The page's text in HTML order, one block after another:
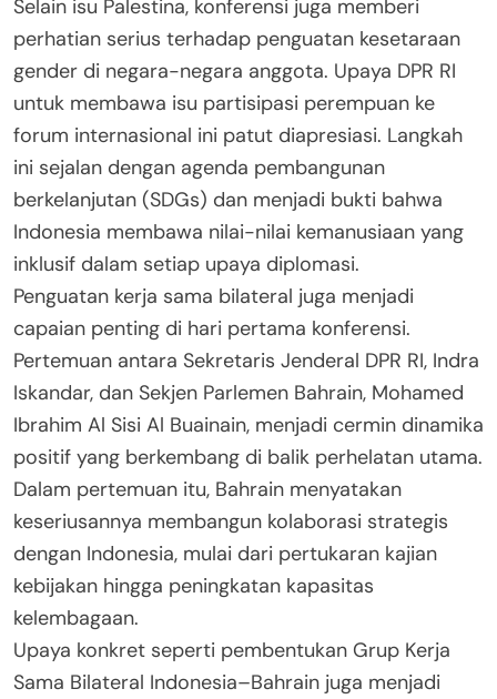
Selain isu Palestina, konferensi juga memberi
perhatian serius terhadap penguatan kesetaraan
gender di negara-negara anggota. Upaya DPR RI
untuk membawa isu partisipasi perempuan ke
forum internasional ini patut diapresiasi. Langkah
ini sejalan dengan agenda pembangunan
berkelanjutan (SDGs) dan menjadi bukti bahwa
Indonesia membawa nilai-nilai kemanusiaan yang
inklusif dalam setiap upaya diplomasi.
Penguatan kerja sama bilateral juga menjadi
capaian penting di hari pertama konferensi.
Pertemuan antara Sekretaris Jenderal DPR RI, Indra
Iskandar, dan Sekjen Parlemen Bahrain, Mohamed
Ibrahim Al Sisi Al Buainain, menjadi cermin dinamika
positif yang berkembang di balik perhelatan utama.
Dalam pertemuan itu, Bahrain menyatakan
keseriusannya membangun kolaborasi strategis
dengan Indonesia, mulai dari pertukaran kajian
kebijakan hingga peningkatan kapasitas
kelembagaan.
Upaya konkret seperti pembentukan Grup Kerja
Sama Bilateral Indonesia–Bahrain juga menjadi